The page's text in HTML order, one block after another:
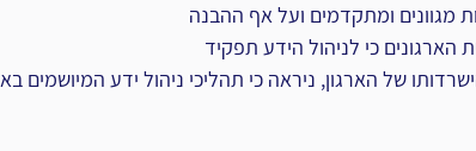
‏מגוונים ומתקדמים ועל אף ההבנה
הארגונים כי לניהול הידע תפקיד
של הארגון, ניראה כי תהליכי ניהול ידע המיושמים